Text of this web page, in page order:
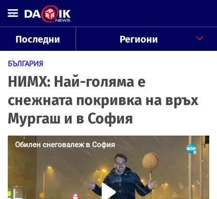
Последни Региони
БЪЛГАРИЯ
НИМХ: Най-голяма е
снежната покривка на връх
Мургаш и в София